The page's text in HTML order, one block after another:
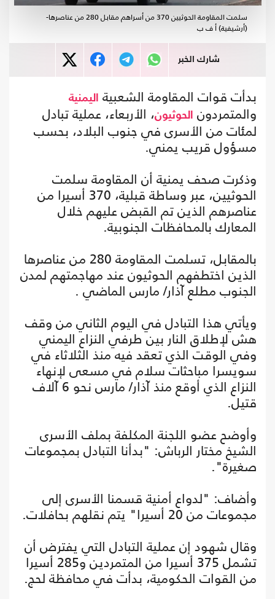
سلمت المقاومة الحوثيين 370 من أسراهم مقابل 280 من عناصرها-
(أرشيفية) أ ف ب
شارك الخبر
بدأت قوات المقاومة الشعبية اليمنية
والمتمردون الحوثيون، الأربعاء، عملية تبادل
لمئات من الأسرى في جنوب البلاد، بحسب
مسؤول قريب يمني.
وذكرت صحف يمنية أن المقاومة سلمت
الحوثيين، عبر وساطة قبلية، 370 أسيرا من
عناصرهم الذين تم القبض عليهم خلال
المعارك بالمحافظات الجنوبية.
بالمقابل، تسلمت المقاومة 280 من عناصرها
الذين اختطفهم الحوثيون عند مهاجمتهم لمدن
الجنوب مطلع آذار/ مارس الماضي .
ويأتي هذا التبادل في اليوم الثاني من وقف
هش لإطلاق النار بين طرفي النزاع اليمني
وفي الوقت الذي تعقد فيه منذ الثلاثاء في
سويسرا مباحثات سلام في مسعى لإنهاء
النزاع الذي أوقع منذ آذار/ مارس نحو 6 آلاف
قتيل.
وأوضح عضو اللجنة المكلفة بملف الأسرى
الشيخ مختار الرباش: "بدأنا التبادل بمجموعات
صغيرة".
وأضاف: "لدواع أمنية قسمنا الأسرى إلى
مجموعات من 20 أسيرا" يتم نقلهم بحافلات.
وقال شهود إن عملية التبادل التي يفترض أن
تشمل 375 أسيرا من المتمردين و285 أسيرا
من القوات الحكومية، بدأت في محافظة لحج.